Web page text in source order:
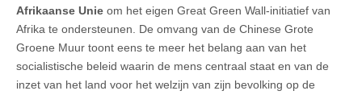
Afrikaanse Unie om het eigen Great Green Wall-initiatief van
Afrika te ondersteunen. De omvang van de Chinese Grote
Groene Muur toont eens te meer het belang aan van het
socialistische beleid waarin de mens centraal staat en van de
inzet van het land voor het welzijn van zijn bevolking op de